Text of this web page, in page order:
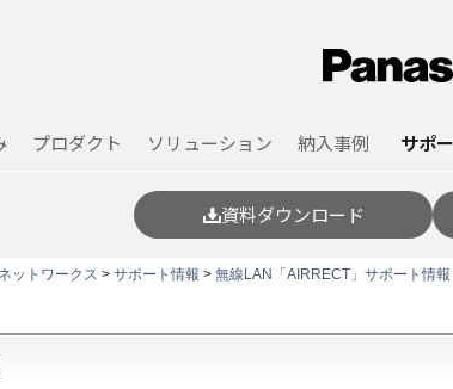
プロダクト ソリューション 納入事例 サポ
資料ダウンロード
ットワークス > サポート情報 > 無線LAN「AIRRECT」サポート情報